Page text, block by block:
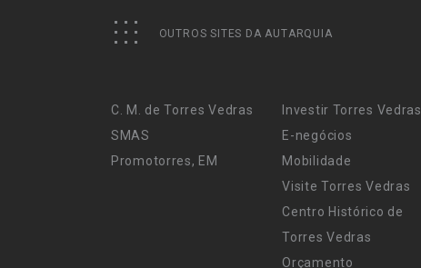
OUTROS SITES DA AUTARQUIA
C. M. de Torres Vedras
SMAS
Promotorres, EM
Investir Torres Vedras
E-negócios
Mobilidade
Visite Torres Vedras
Centro Histórico de
Torres Vedras
Orçamento